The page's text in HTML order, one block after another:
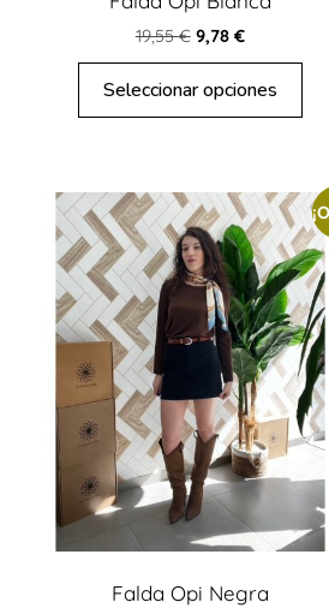
19,55€ 9,78 €
Seleccionar opciones
Falda Opi Negra